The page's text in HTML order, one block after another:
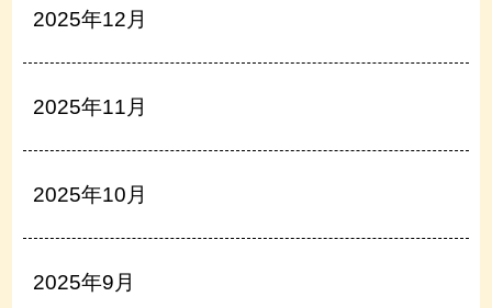
2025年12月
2025年11月
2025年10月
2025年9月